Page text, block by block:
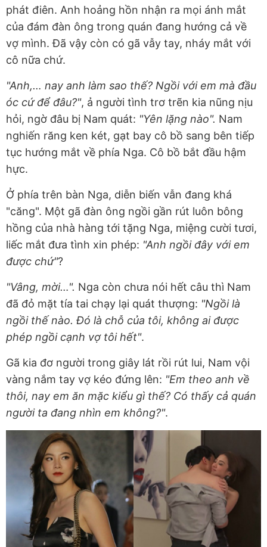
phát điên. Anh hoảng hồn nhận ra mọi ánh mắt
của đám đàn ông trong quán đang hướng cả về
vợ mình. Đã vậy còn có gã vẫy tay, nháy mắt với
cô nữa chứ.
"Anh,… nay anh làm sao thế? Ngồi với em mà đầu
óc cứ để đâu?", ả người tình trơ trẽn kia nũng nịu
hỏi, ngờ đâu bị Nam quát: "Yên lặng nào". Nam
nghiến răng ken két, gạt bay cô bồ sang bên tiếp
tục hướng mắt về phía Nga. Cô bồ bắt đầu hậm
hực.
Ở phía trên bàn Nga, diễn biến vẫn đang khá
"căng". Một gã đàn ông ngồi gần rút luôn bông
hồng của nhà hàng tới tặng Nga, miệng cười tươi,
liếc mắt đưa tình xin phép: "Anh ngồi đây với em
được chứ"?
"Vâng, mời…". Nga còn chưa nói hết câu thì Nam
đã đỏ mặt tía tai chạy lại quát thượng: "Ngồi là
ngồi thế nào. Đó là chỗ của tôi, không ai được
phép ngồi cạnh vợ tôi hết".
Gã kia đơ người trong giây lát rồi rút lui, Nam vội
vàng nắm tay vợ kéo đứng lên: "Em theo anh về
thôi, nay em ăn mặc kiểu gì thế? Có thấy cả quán
người ta đang nhìn em không?".